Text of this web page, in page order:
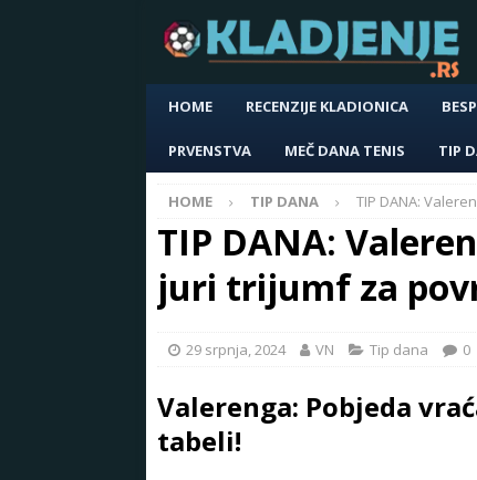
HOME RECENZIJE KLADIONICA
PRVENSTVA MEČ DANA TENIS TIP
HOME TIP DANA TIP DANA:
TIP DANA:
juri trijumf za
29 srpnja, 2024 VN Tip dana 0
Valerenga: Pobjeda
tabeli!